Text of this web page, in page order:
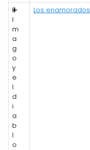
E
l
m
a
g
o
y
e
l
d
i
a
b
l
o
➕ Los enamorados